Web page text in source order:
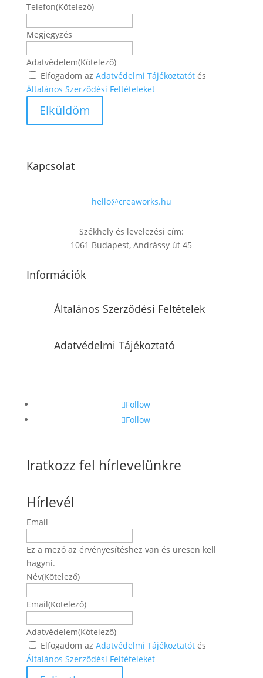
Telefon(Kötelező)
Megjegyzés
Adatvédelem(Kötelező)
Elfogadom az Adatvédelmi Tájékoztatótés
Általános Szerződési Feltételeket
Kapcsolat
hello@creaworks.hu
Székhely és levelezési cím:
1061 Budapest, Andrássy út 45
Információk
Általános Szerződési Feltételek
Adatvédelmi Tájékoztató
Follow
Follow
Iratkozz fel hírlevelünkre
Hírlevél
Email
Ez a mező az érvényesítéshez van és üresen kell
hagyni.
Név(Kötelező)
Email(Kötelező)
Adatvédelem(Kötelező)
Elfogadom az Adatvédelmi Tájékoztatótés
Általános Szerződési Feltételeket